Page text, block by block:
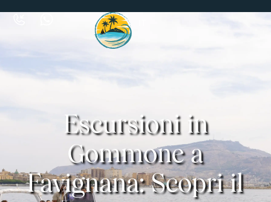
Escursioni in
Gommone a
Favignana: Scopri il